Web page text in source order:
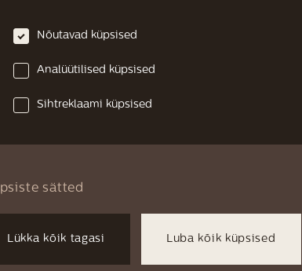
Nõutavad küpsised
Analüütilised küpsised
Sihtreklaami küpsised
sätted
Lükka kõik tagasi Luba kõik küpsised